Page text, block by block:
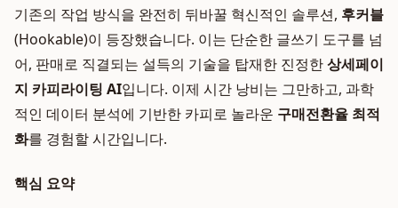
기존의 작업 방식을 완전히 뒤바꿀 혁신적인 솔루션, 후커블
(Hookable)이 등장했습니다. 이는 단순한 글쓰기 도구를 넘
어, 판매로 직결되는 설득의 기술을 탑재한 진정한상세페이
지 카피라이팅 AI입니다. 이제 시간 낭비는 그만하고, 과학
적인 데이터 분석에 기반한 카피로 놀라운 구매전환율 최적
화를 경험할 시간입니다.
핵심 요약